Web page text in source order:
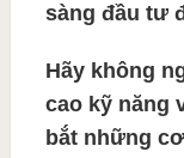
sàng đầu tư
Hãy không
cao kỹ năng
bắt những